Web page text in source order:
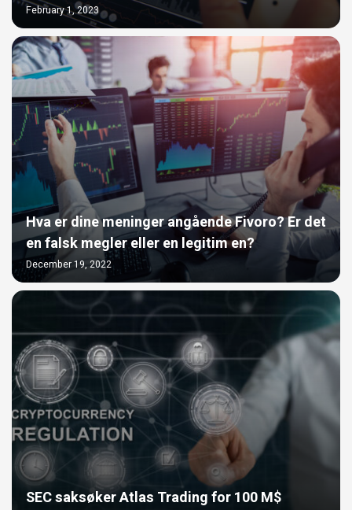
February 1, 2023
Hva er dine meninger angående Fivoro? Er det
en falsk megler eller en legitim en?
December 19, 2022
SEC saksøker Atlas Trading for 100 M$